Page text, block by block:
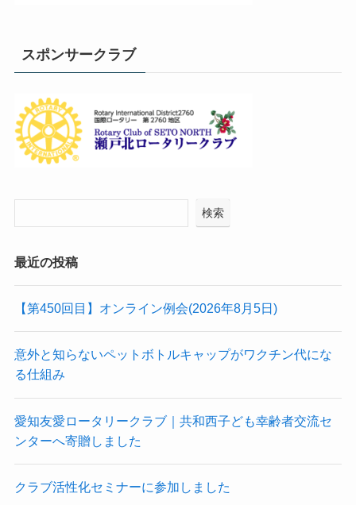
スポンサークラブ
検索
最近の投稿
【第450回目】オンライン例会(2026年8月5日)
意外と知らないペットボトルキャップがワクチン代にな
る仕組み
愛知友愛ロータリークラブ｜共和西子ども幸齢者交流セ
ンターへ寄贈しました
クラブ活性化セミナーに参加しました